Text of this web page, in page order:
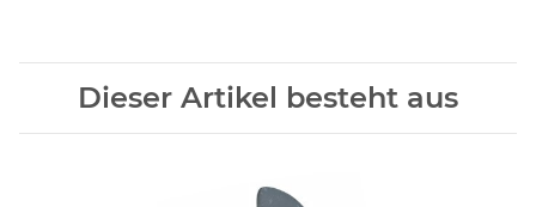
Dieser Artikel besteht aus